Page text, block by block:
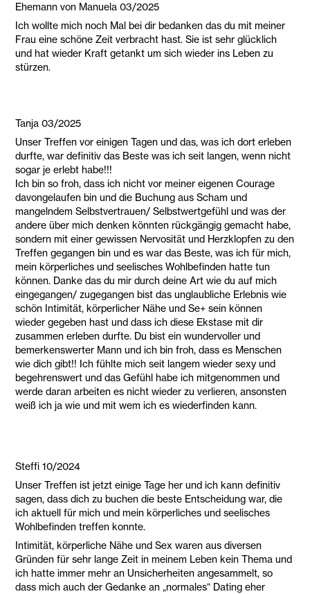
Ehemann von Manuela 03/2025
Ich wollte mich noch Mal bei dir bedanken das du mit meiner
Frau eine schöne Zeit verbracht hast. Sie ist sehr glücklich
und hat wieder Kraft getankt um sich wieder ins Leben zu
stürzen.
Tanja 03/2025
Unser Treffen vor einigen Tagen und das, was ich dort erleben
durfte, war definitiv das Beste was ich seit langen, wenn nicht
sogar je erlebt habe!!!
Ich bin so froh, dass ich nicht vor meiner eigenen Courage
davongelaufen bin und die Buchung aus Scham und
mangelndem Selbstvertrauen/ Selbstwertgefühl und was der
andere über mich denken könnten rückgängig gemacht habe,
sondern mit einer gewissen Nervosität und Herzklopfen zu den
Treffen gegangen bin und es war das Beste, was ich für mich,
mein körperliches und seelisches Wohlbefinden hatte tun
können. Danke das du mir durch deine Art wie du auf mich
eingegangen/ zugegangen bist das unglaubliche Erlebnis wie
schön Intimität, körperlicher Nähe und Se+ sein können
wieder gegeben hast und dass ich diese Ekstase mit dir
zusammen erleben durfte. Du bist ein wundervoller und
bemerkenswerter Mann und ich bin froh, dass es Menschen
wie dich gibt!! Ich fühlte mich seit langem wieder sexy und
begehrenswert und das Gefühl habe ich mitgenommen und
werde daran arbeiten es nicht wieder zu verlieren, ansonsten
weiß ich ja wie und mit wem ich es wiederfinden kann.
Steffi 10/2024
Unser Treffen ist jetzt einige Tage her und ich kann definitiv
sagen, dass dich zu buchen die beste Entscheidung war, die
ich aktuell für mich und mein körperliches und seelisches
Wohlbefinden treffen konnte.
Intimität, körperliche Nähe und Sex waren aus diversen
Gründen für sehr lange Zeit in meinem Leben kein Thema und
ich hatte immer mehr an Unsicherheiten angesammelt, so
dass mich auch der Gedanke an „normales“ Dating eher